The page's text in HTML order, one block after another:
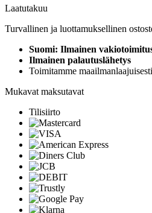
Laatutakuu
Turvallinen ja luottamuksellinen
Suomi: Ilmainen
Ilmainen palautuslähetys
Toimitamme maailmanlaajuisesti
Mukavat maksutavat
Tilisiirto